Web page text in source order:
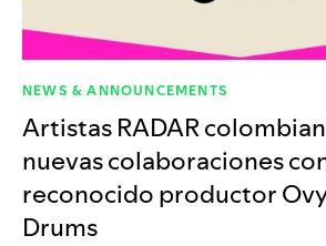
NEWS & ANNOUNCEMENTS
Artistas RADAR
nuevas colaboraciones
reconocido productor
Drums